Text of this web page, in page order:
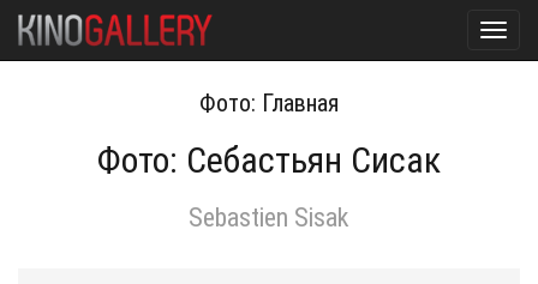
Фото: Главная
Фото: Себастьян Сисак
Sebastien Sisak